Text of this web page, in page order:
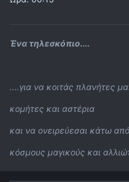
Ένα τηλεσκόπιο....
....για να κοιτάς πλανήτες
κομήτες και αστέρια
και να ονειρεύεσαι κάτω
κόσμους μαγικούς και